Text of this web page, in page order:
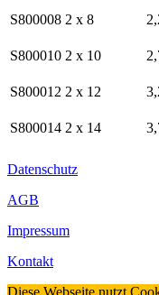
S800008 2 x 8
S800010 2 x 10
S800012 2 x 12
S800014 2 x 14
Datenschutz
AGB
Impressum
Kontakt
Diese Webseite nutzt